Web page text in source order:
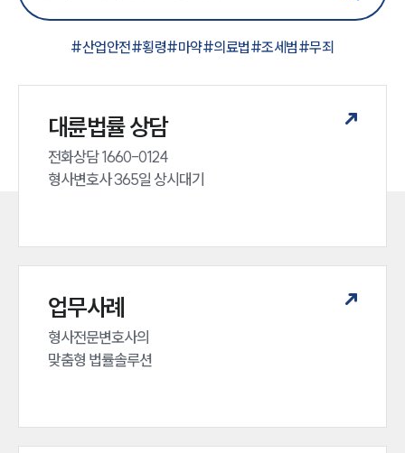
#산업안전#횡령#마약#의료법#조세범#무죄
대륜법률 상담
전화상담 1660-0124
형사변호사 365일 상시대기
업무사례
형사전문변호사의
맞춤형 법률솔루션